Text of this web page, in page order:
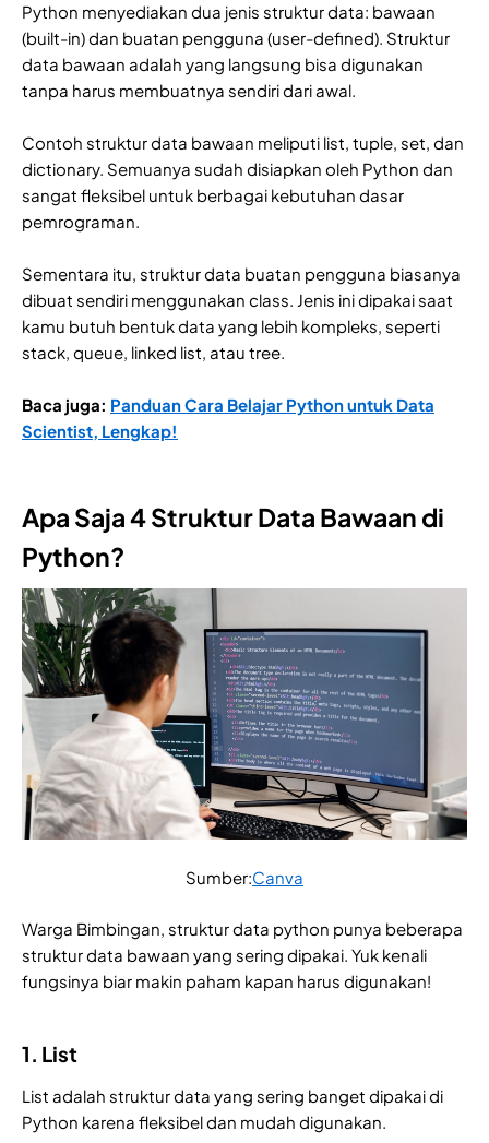
Python menyediakan dua jenis struktur data: bawaan
(built-in) dan buatan pengguna (user-defined). Struktur
data bawaan adalah yang langsung bisa digunakan
tanpa harus membuatnya sendiri dari awal.
Contoh struktur data bawaan meliputi list, tuple, set, dan
dictionary. Semuanya sudah disiapkan oleh Python dan
sangat fleksibel untuk berbagai kebutuhan dasar
pemrograman.
Sementara itu, struktur data buatan pengguna biasanya
dibuat sendiri menggunakan class. Jenis ini dipakai saat
kamu butuh bentuk data yang lebih kompleks, seperti
stack, queue, linked list, atau tree.
Baca juga: Panduan Cara Belajar Python untuk Data
Scientist, Lengkap!
Apa Saja 4 Struktur Data Bawaan di
Python?
Sumber:Canva
Warga Bimbingan, struktur data python punya beberapa
struktur data bawaan yang sering dipakai. Yuk kenali
fungsinya biar makin paham kapan harus digunakan!
1. List
List adalah struktur data yang sering banget dipakai di
Python karena fleksibel dan mudah digunakan.